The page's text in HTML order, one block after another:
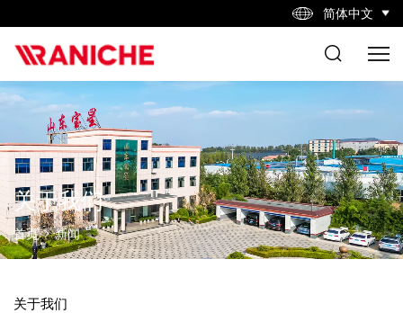
简体中文
关于我们
首页 新闻
关于我们